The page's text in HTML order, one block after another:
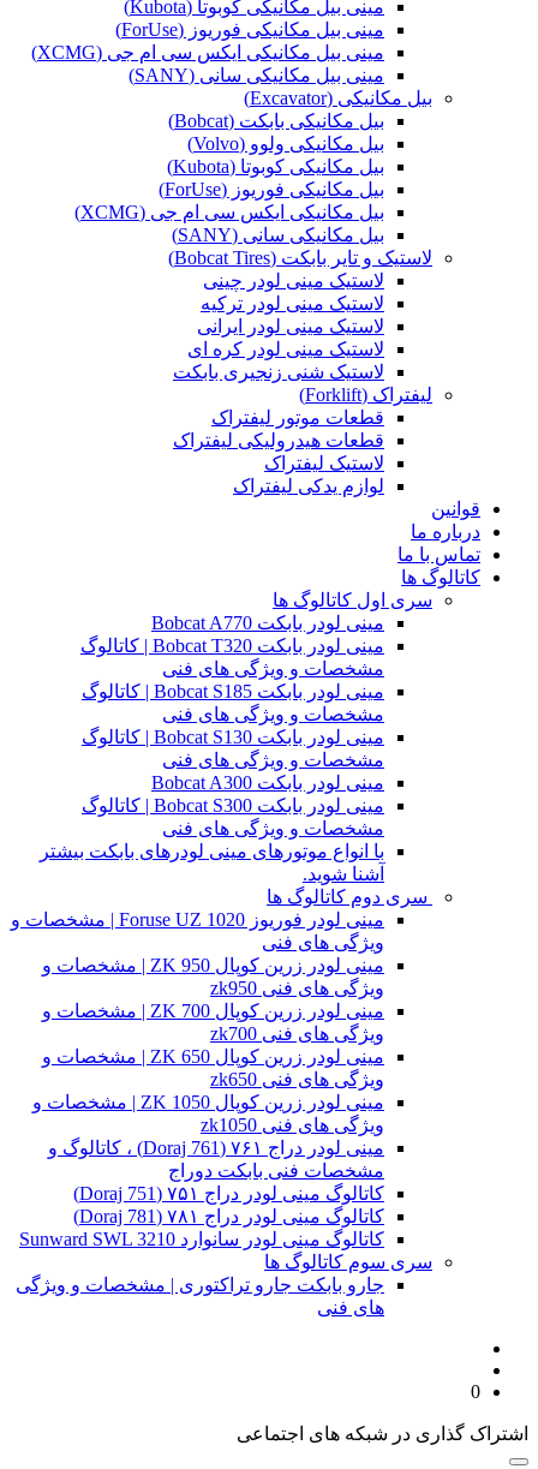
مینی بیل مکانیکی کوبوتا (Kubota)
مینی بیل مکانیکی فوریوز (ForUse)
مینی بیل مکانیکی ایکس سی ام جی (XCMG)
مینی بیل مکانیکی سانی (SANY)
بیل مکانیکی (Excavator)
بیل مکانیکی بابکت (Bobcat)
بیل مکانیکی ولوو (Volvo)
بیل مکانیکی کوبوتا (Kubota)
بیل مکانیکی فوریوز (ForUse)
بیل مکانیکی ایکس سی ام جی (XCMG)
بیل مکانیکی سانی (SANY)
لاستیک و تایر بابکت (Bobcat Tires)
لاستیک مینی لودر چینی
لاستیک مینی لودر ترکیه
لاستیک مینی لودر ایرانی
لاستیک مینی لودر کره ای
لاستیک شنی زنجیری بابکت
لیفتراک (Forklift)
قطعات موتور لیفتراک
قطعات هیدرولیکی لیفتراک
لاستیک لیفتراک
لوازم یدکی لیفتراک
قوانین
درباره ما
تماس با ما
کاتالوگ ها
سری اول کاتالوگ ها
مینی لودر بابکت Bobcat A770
مینی لودر بابکت Bobcat T320 | کاتالوگ
مشخصات و ویژگی های فنی
مینی لودر بابکت Bobcat S185 | کاتالوگ
مشخصات و ویژگی های فنی
مینی لودر بابکت Bobcat S130 | کاتالوگ
مشخصات و ویژگی های فنی
مینی لودر بابکت Bobcat A300
مینی لودر بابکت Bobcat S300 | کاتالوگ
مشخصات و ویژگی های فنی
با انواع موتورهای مینی لودرهای بابکت بیشتر
آشنا شوید.
سری دوم کاتالوگ ها
مینی لودر فوریوز Foruse UZ 1020 | مشخصات و
ویژگی های فنی
مینی لودر زرین کوپال ZK 950 | مشخصات و
ویژگی های فنی zk950
مینی لودر زرین کوپال ZK 700 | مشخصات و
ویژگی های فنی zk700
مینی لودر زرین کوپال ZK 650 | مشخصات و
ویژگی های فنی zk650
مینی لودر زرین کوپال ZK 1050 | مشخصات و
ویژگی های فنی zk1050
مینی لودر دراج ۷۶۱ (Doraj 761) ، کاتالوگ و
مشخصات فنی بابکت دوراج
کاتالوگ مینی لودر دراج ۷۵۱ (Doraj 751)
کاتالوگ مینی لودر دراج ۷۸۱ (Doraj 781)
کاتالوگ مینی لودر سانوارد Sunward SWL 3210
سری سوم کاتالوگ ها
جارو بابکت جارو تراکتوری | مشخصات و ویژگی
های فنی
0
اشتراک گذاری در شبکه های اجتماعی